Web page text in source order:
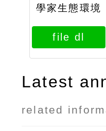
學家生態環境
調查訓練營活
動簡章
file dl
Latest
related